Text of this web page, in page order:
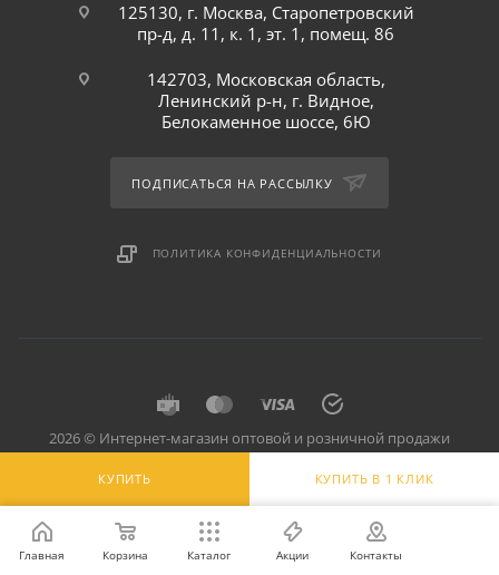
КУПИТЬ КУПИТЬ В 1 КЛИК
125130, г. Москва, Старопетровский
пр-д, д. 11, к. 1, эт. 1, помещ. 86
142703, Московская область,
Ленинский р-н, г. Видное,
Белокаменное шоссе, 6Ю
ПОДПИСАТЬСЯ НА РАССЫЛКУ
ПОЛИТИКА КОНФИДЕНЦИАЛЬНОСТИ
2026 © Интернет-магазин оптовой и розничной продажи
торговли и общепита: инвентарь, предметы сервировки, посуда
для баров, кафе и ресторанов.
Главная Корзина Каталог Акции Контакты